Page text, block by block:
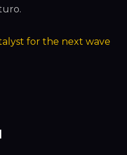
for the next wave